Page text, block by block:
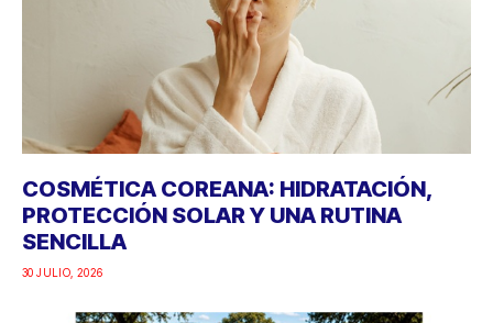
COSMÉTICA COREANA: HIDRATACIÓN,
PROTECCIÓN SOLAR Y UNA RUTINA
SENCILLA
30 JULIO, 2026